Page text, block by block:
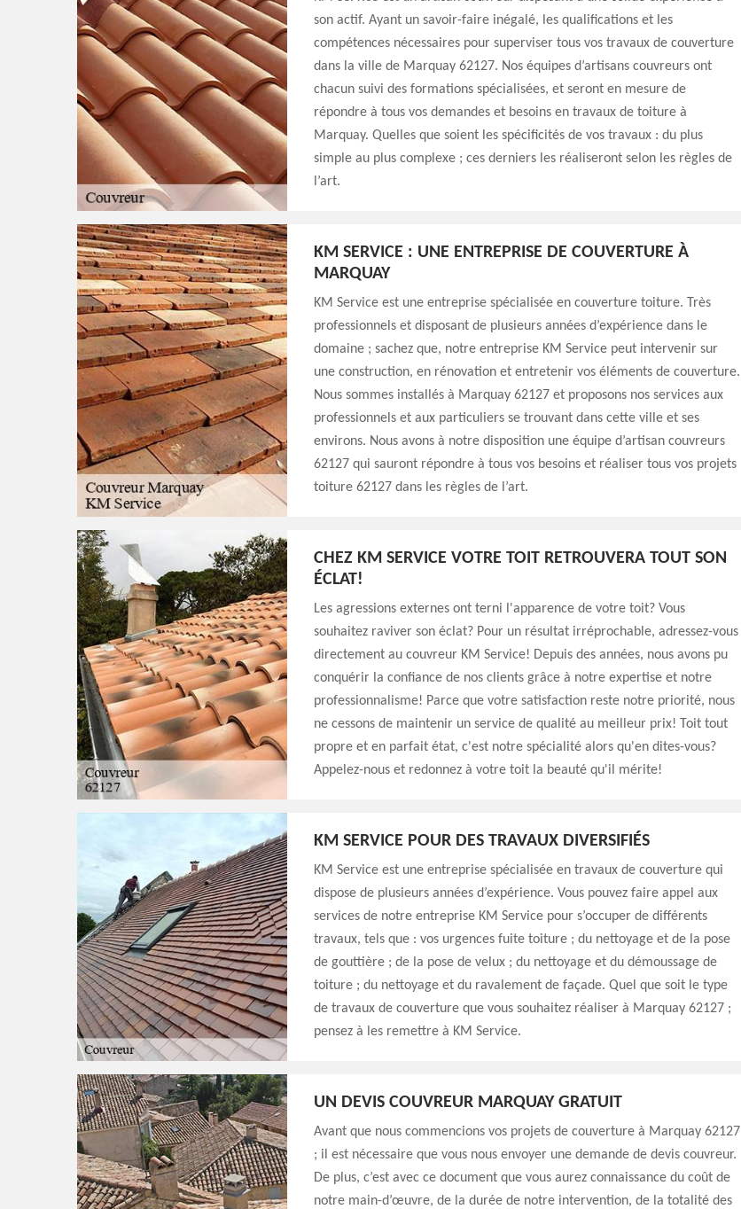
son actif. Ayant un savoir-faire inégalé, les qualifications et les
compétences nécessaires pour superviser tous vos travaux de couverture
dans la ville de Marquay 62127. Nos équipes d’artisans couvreurs ont
chacun suivi des formations spécialisées, et seront en mesure de
répondre à tous vos demandes et besoins en travaux de toiture à
Marquay. Quelles que soient les spécificités de vos travaux : du plus
simple au plus complexe ; ces derniers les réaliseront selon les règles de
l’art.
KM SERVICE : UNE ENTREPRISE DE COUVERTURE À
MARQUAY
KM Service est une entreprise spécialisée en couverture toiture. Très
professionnels et disposant de plusieurs années d’expérience dans le
domaine ; sachez que, notre entreprise KM Service peut intervenir sur
une construction, en rénovation et entretenir vos éléments de couverture.
Nous sommes installés à Marquay 62127 et proposons nos services aux
professionnels et aux particuliers se trouvant dans cette ville et ses
environs. Nous avons à notre disposition une équipe d’artisan couvreurs
62127 qui sauront répondre à tous vos besoins et réaliser tous vos projets
toiture 62127 dans les règles de l’art.
CHEZ KM SERVICE VOTRE TOIT RETROUVERA TOUT SON
ÉCLAT!
Les agressions externes ont terni l'apparence de votre toit? Vous
souhaitez raviver son éclat? Pour un résultat irréprochable, adressez-vous
directement au couvreur KM Service! Depuis des années, nous avons pu
conquérir la confiance de nos clients grâce à notre expertise et notre
professionnalisme! Parce que votre satisfaction reste notre priorité, nous
ne cessons de maintenir un service de qualité au meilleur prix! Toit tout
propre et en parfait état, c'est notre spécialité alors qu'en dites-vous?
Appelez-nous et redonnez à votre toit la beauté qu'il mérite!
KM SERVICE POUR DES TRAVAUX DIVERSIFIÉS
KM Service est une entreprise spécialisée en travaux de couverture qui
dispose de plusieurs années d’expérience. Vous pouvez faire appel aux
services de notre entreprise KM Service pour s’occuper de différents
travaux, tels que : vos urgences fuite toiture ; du nettoyage et de la pose
de gouttière ; de la pose de velux ; du nettoyage et du démoussage de
toiture ; du nettoyage et du ravalement de façade. Quel que soit le type
de travaux de couverture que vous souhaitez réaliser à Marquay 62127 ;
pensez à les remettre à KM Service.
UN DEVIS COUVREUR MARQUAY GRATUIT
Avant que nous commencions vos projets de couverture à Marquay 62127
; il est nécessaire que vous nous envoyer une demande de devis couvreur.
De plus, c’est avec ce document que vous aurez connaissance du coût de
notre main-d’œuvre, de la durée de notre intervention, de la totalité des